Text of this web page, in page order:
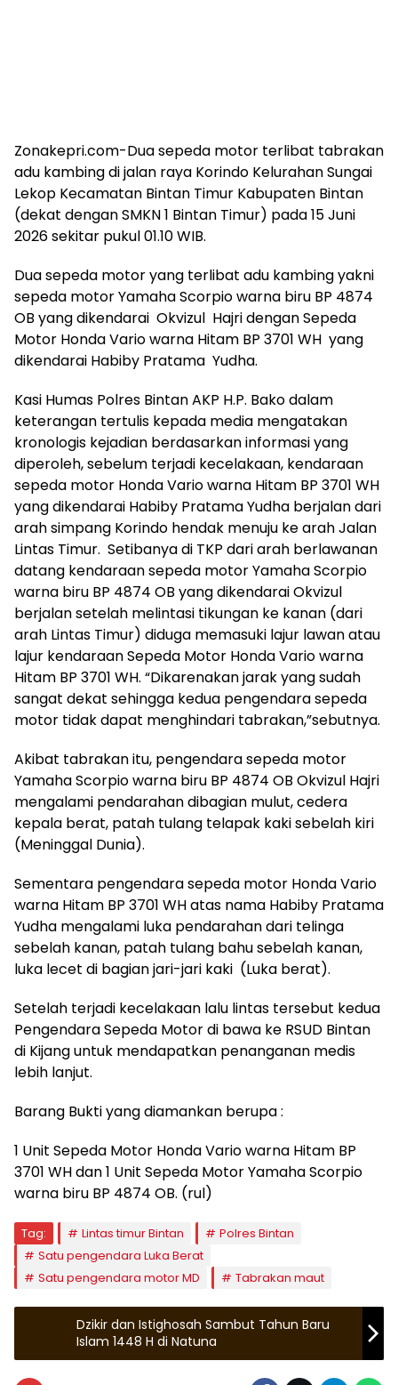
Zonakepri.com-Dua sepeda motor terlibat tabrakan
adu kambing di jalan raya Korindo Kelurahan Sungai
Lekop Kecamatan Bintan Timur Kabupaten Bintan
(dekat dengan SMKN 1 Bintan Timur) pada 15 Juni
2026 sekitar pukul 01.10 WIB.
Dua sepeda motor yang terlibat adu kambing yakni
sepeda motor Yamaha Scorpio warna biru BP 4874
OB yang dikendarai Okvizul Hajri dengan Sepeda
Motor Honda Vario warna Hitam BP 3701 WH yang
dikendarai Habiby Pratama Yudha.
Kasi Humas Polres Bintan AKP H.P. Bako dalam
keterangan tertulis kepada media mengatakan
kronologis kejadian berdasarkan informasi yang
diperoleh, sebelum terjadi kecelakaan, kendaraan
sepeda motor Honda Vario warna Hitam BP 3701 WH
yang dikendarai Habiby Pratama Yudha berjalan dari
arah simpang Korindo hendak menuju ke arah Jalan
Lintas Timur. Setibanya di TKP dari arah berlawanan
datang kendaraan sepeda motor Yamaha Scorpio
warna biru BP 4874 OB yang dikendarai Okvizul
berjalan setelah melintasi tikungan ke kanan (dari
arah Lintas Timur) diduga memasuki lajur lawan atau
lajur kendaraan Sepeda Motor Honda Vario warna
Hitam BP 3701 WH. “Dikarenakan jarak yang sudah
sangat dekat sehingga kedua pengendara sepeda
motor tidak dapat menghindari tabrakan,”sebutnya.
Akibat tabrakan itu, pengendara sepeda motor
Yamaha Scorpio warna biru BP 4874 OB Okvizul Hajri
mengalami pendarahan dibagian mulut, cedera
kepala berat, patah tulang telapak kaki sebelah kiri
(Meninggal Dunia).
Sementara pengendara sepeda motor Honda Vario
warna Hitam BP 3701 WH atas nama Habiby Pratama
Yudha mengalami luka pendarahan dari telinga
sebelah kanan, patah tulang bahu sebelah kanan,
luka lecet di bagian jari-jari kaki (Luka berat).
Setelah terjadi kecelakaan lalu lintas tersebut kedua
Pengendara Sepeda Motor di bawa ke RSUD Bintan
di Kijang untuk mendapatkan penanganan medis
lebih lanjut.
Barang Bukti yang diamankan berupa :
1 Unit Sepeda Motor Honda Vario warna Hitam BP
3701 WH dan 1 Unit Sepeda Motor Yamaha Scorpio
warna biru BP 4874 OB. (rul)
Tag: Lintas timur Bintan
Polres Bintan
Satu pengendara Luka Berat
Satu pengendara motor MD
Tabrakan maut
Dzikir dan Istighosah Sambut Tahun Baru
Islam 1448 H di Natuna